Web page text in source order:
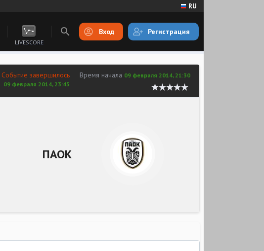
RU
LIVESCORE
Вход Регистрация
Время начала 09 февраля 2014, 21:30
Событие завершилось
09 февраля 2014, 23:45
ПАОК